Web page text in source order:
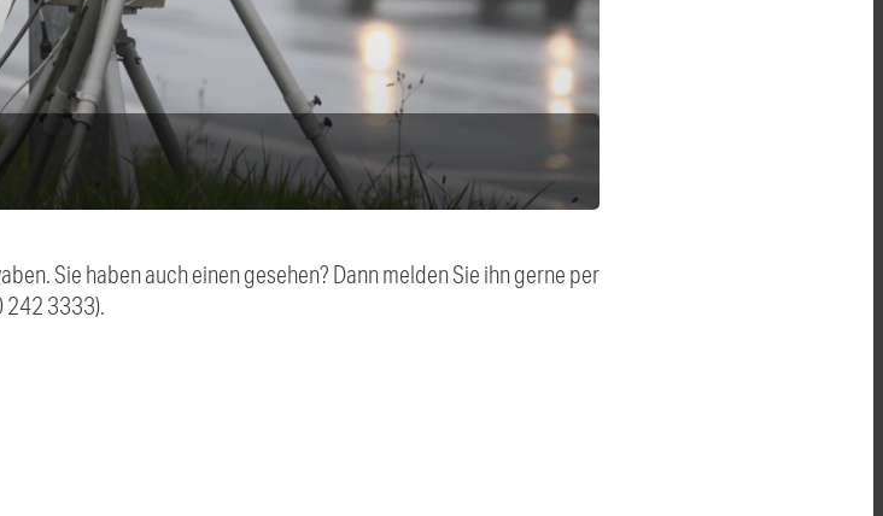
Sie haben auch einen gesehen? Dann melden Sie ihn gerne per
3333).